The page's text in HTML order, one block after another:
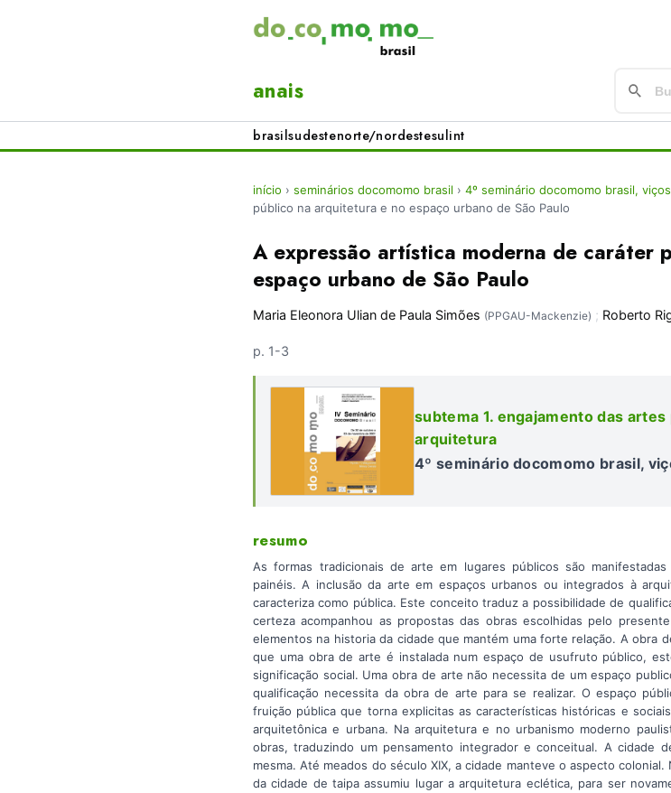
anais
brasilsudestenorte/nordestesulint
início › seminários docomomo brasil › 4º seminário docomomo brasil,
público na arquitetura e no espaço urbano de São Paulo
A expressão artística moderna de caráter
espaço urbano de São Paulo
Maria Eleonora Ulian de Paula Simões (PPGAU-Mackenzie) ; Roberto
p. 1-3
subtema 1. engajamento das
arquitetura
4º seminário docomomo brasil,
resumo
As formas tradicionais de arte em lugares públicos são
painéis. A inclusão da arte em espaços urbanos ou integrados à
caracteriza como pública. Este conceito traduz a possibilidade de
certeza acompanhou as propostas das obras escolhidas pelo
elementos na historia da cidade que mantém uma forte relação. A obra
que uma obra de arte é instalada num espaço de usufruto público,
significação social. Uma obra de arte não necessita de um espaço
qualificação necessita da obra de arte para se realizar. O espaço
fruição pública que torna explicitas as características históricas e
arquitetônica e urbana. Na arquitetura e no urbanismo moderno
obras, traduzindo um pensamento integrador e conceitual. A cidade
mesma. Até meados do século XIX, a cidade manteve o aspecto
da cidade de taipa assumiu lugar a arquitetura eclética, para ser